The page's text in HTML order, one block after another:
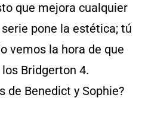
que mejora cualquier
pone la estética; tú
vemos la hora de que
Bridgerton 4.
de Benedict y Sophie?